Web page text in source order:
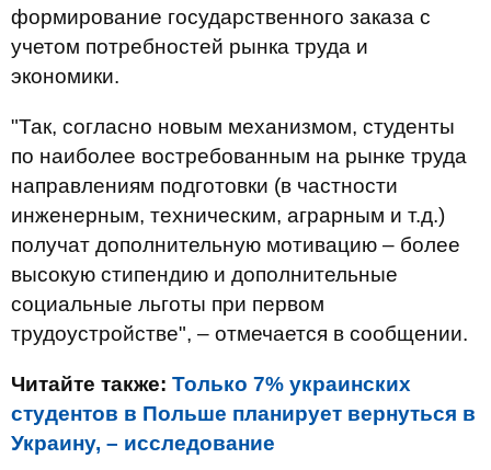
формирование государственного заказа с
учетом потребностей рынка труда и
экономики.
"Так, согласно новым механизмом, студенты
по наиболее востребованным на рынке труда
направлениям подготовки (в частности
инженерным, техническим, аграрным и т.д.)
получат дополнительную мотивацию – более
высокую стипендию и дополнительные
социальные льготы при первом
трудоустройстве", – отмечается в сообщении.
Читайте также: Только 7% украинских
студентов в Польше планирует вернуться в
Украину, – исследование